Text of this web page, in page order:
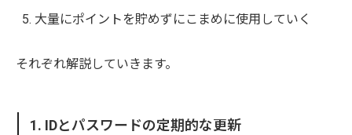
大量にポイントを貯めずにこまめに使用していく
それぞれ解説していきます。
1. IDとパスワードの定期的な更新